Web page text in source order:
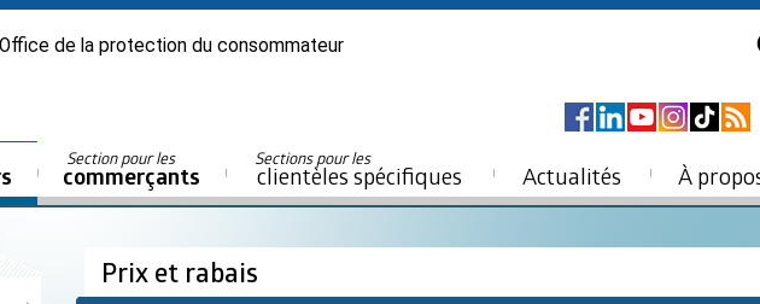
Office de la protection du consommateur
Section pour les
commerçants
Sections pour les
clientèles spécifiques Actualités À
Prix et rabais